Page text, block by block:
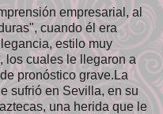
empresarial, al
cuando él era
estilo muy
los cuales le llegaron a
pronóstico grave.La
sufrió en Sevilla, en su
una herida que le